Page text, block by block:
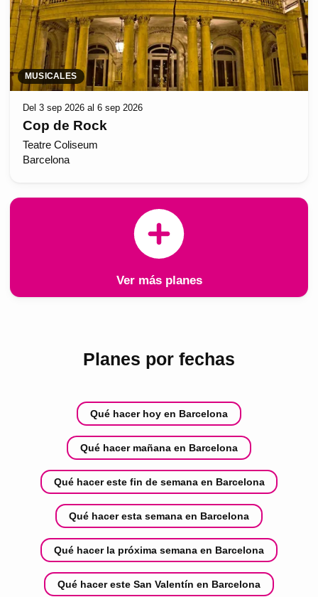
MUSICALES
Del 3 sep 2026 al 6 sep 2026
Cop de Rock
Teatre Coliseum
Barcelona
Ver más planes
Planes por fechas
Qué hacer hoy en Barcelona
Qué hacer mañana en Barcelona
Qué hacer este fin de semana en Barcelona
Qué hacer esta semana en Barcelona
Qué hacer la próxima semana en Barcelona
Qué hacer este San Valentín en Barcelona